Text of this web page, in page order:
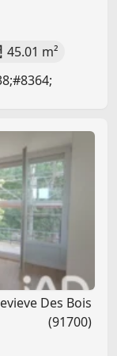
45.01 m²
Des Bois
(91700)